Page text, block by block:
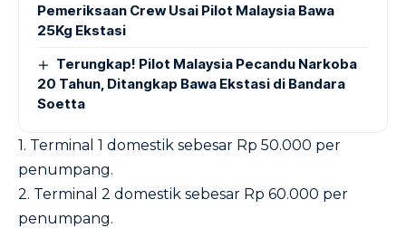
Pemeriksaan Crew Usai Pilot Malaysia Bawa
25Kg Ekstasi
Terungkap! Pilot Malaysia Pecandu Narkoba
20 Tahun, Ditangkap Bawa Ekstasi di Bandara
Soetta
1. Terminal 1 domestik sebesar Rp 50.000 per
penumpang.
2. Terminal 2 domestik sebesar Rp 60.000 per
penumpang.